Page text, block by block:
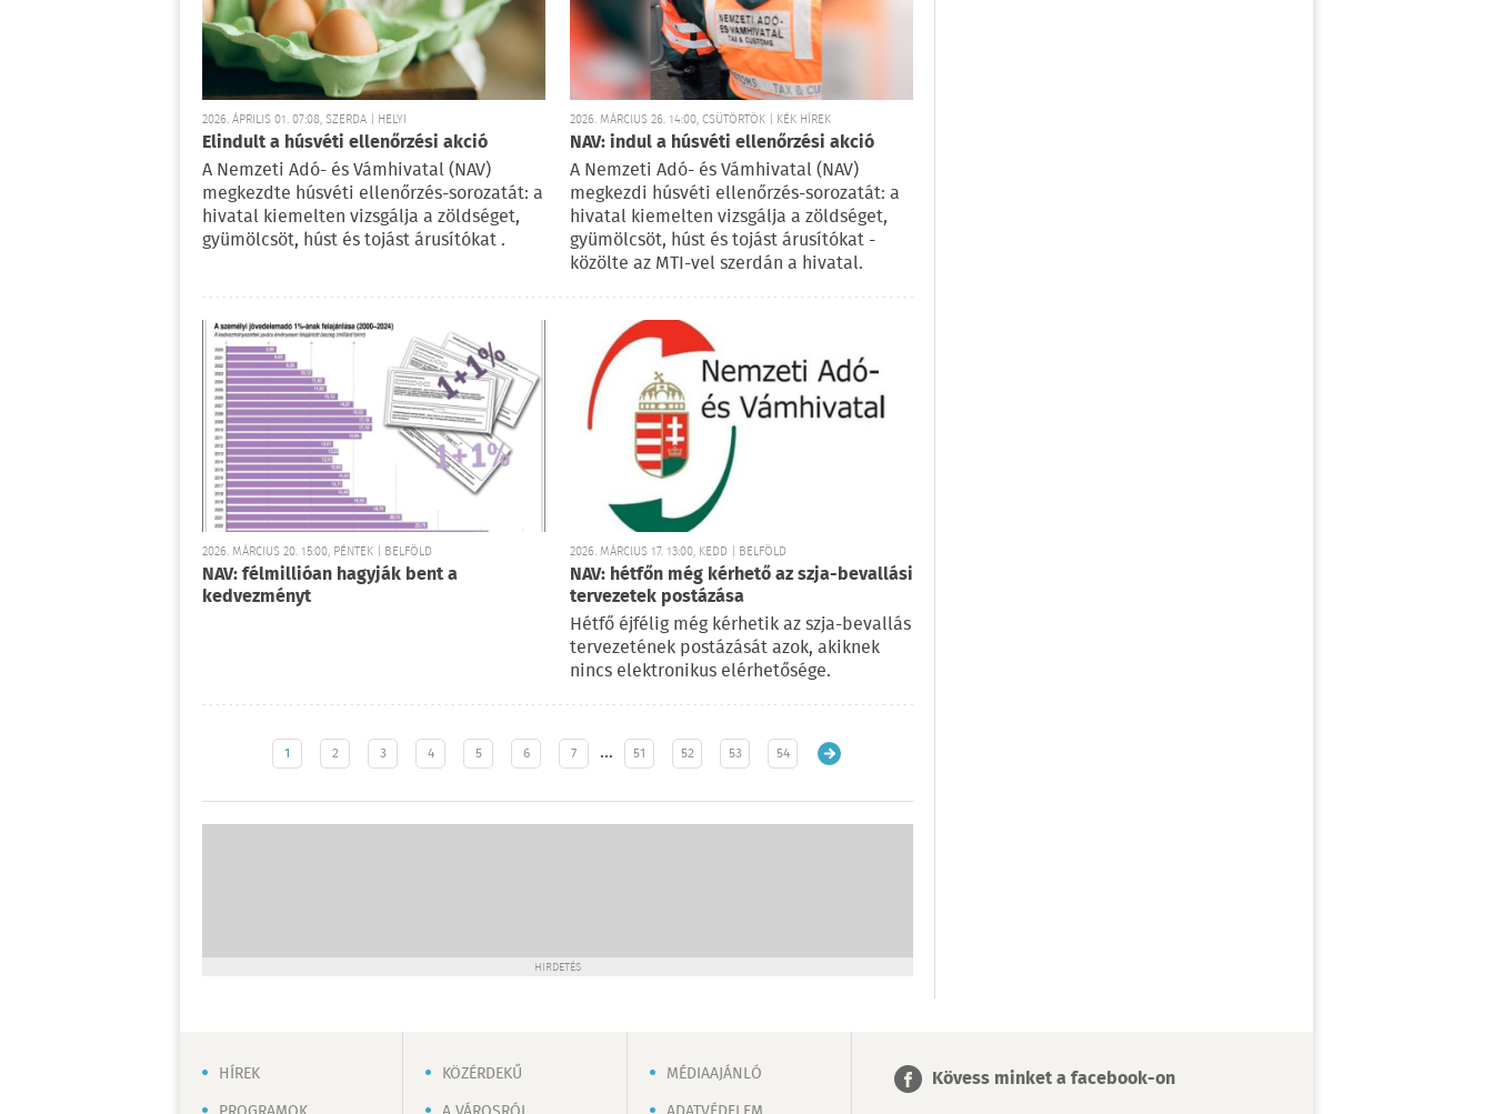
2026. ÁPRILIS 01. 07:08, SZERDA | HELYI
Elindult a húsvéti ellenőrzési akció
A Nemzeti Adó- és Vámhivatal (NAV)
megkezdte húsvéti ellenőrzés-sorozatát: a
hivatal kiemelten vizsgálja a zöldséget,
gyümölcsöt, húst és tojást árusítókat .
2026. MÁRCIUS 26. 14:00, CSÜTÖRTÖK | KÉK HÍREK
NAV: indul a húsvéti ellenőrzési akció
A Nemzeti Adó- és Vámhivatal (NAV)
megkezdi húsvéti ellenőrzés-sorozatát: a
hivatal kiemelten vizsgálja a zöldséget,
gyümölcsöt, húst és tojást árusítókat -
közölte az MTI-vel szerdán a hivatal.
2026. MÁRCIUS 20. 15:00, PÉNTEK | BELFÖLD
NAV: félmillióan hagyják bent a
kedvezményt
2026. MÁRCIUS 17. 13:00, KEDD | BELFÖLD
NAV: hétfőn még kérhető az szja-bevallási
tervezetek postázása
Hétfő éjfélig még kérhetik az szja-bevallás
tervezetének postázását azok, akiknek
nincs elektronikus elérhetősége.
1 2 3 4 5 6 7 … 51 52 53 54
HIRDETÉS
HÍREK
KÖZÉRDEKŰ
MÉDIAAJÁNLÓ
Kövess minket a facebook-on